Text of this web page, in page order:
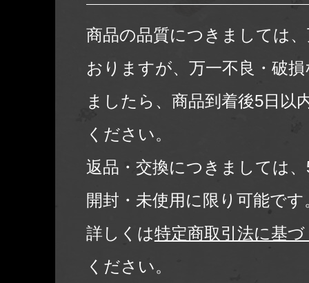
商品の品質につきましては
おりますが、万一不良・破
ましたら、商品到着後5日以
ください。
返品・交換につきましては
開封・未使用に限り可能です
詳しくは特定商取引法に基
ください。